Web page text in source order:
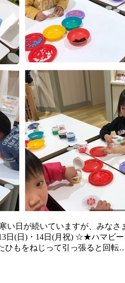
い日が続いていますが、みな
日(日)・14日(月祝) ☆★ハマビ
ひもをねじって引っ張ると回転